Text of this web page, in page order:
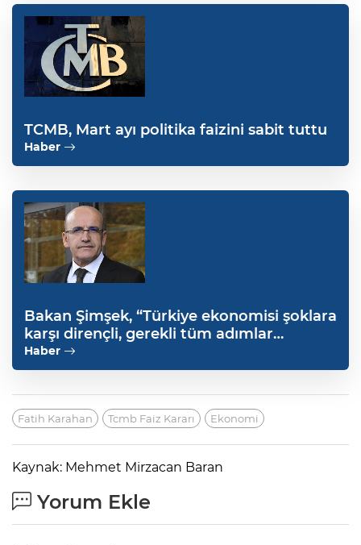
TCMB, Mart ayı politika faizini sabit tuttu
Haber
Bakan Şimşek, “Türkiye ekonomisi şoklara
karşı dirençli, gerekli tüm adımlar
atılacak”
Haber
Fatih Karahan Tcmb Faiz Kararı Ekonomi
Kaynak: Mehmet Mirzacan Baran
Yorum Ekle